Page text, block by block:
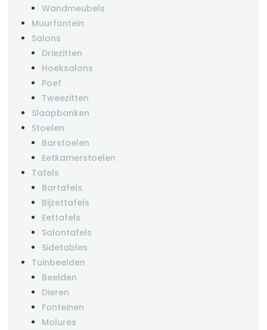
Wandmeubels
Muurfontein
Salons
Driezitten
Hoeksalons
Poef
Tweezitten
Slaapbanken
Stoelen
Barstoelen
Eetkamerstoelen
Tafels
Bartafels
Bijzettafels
Eettafels
Salontafels
Sidetables
Tuinbeelden
Beelden
Dieren
Fonteinen
Molures